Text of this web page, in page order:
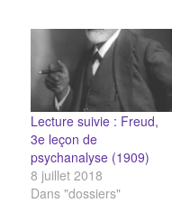
psychique ? Freud :
L’inconscient est-il une
hypothèse superflue ?
Freud : l’artiste exprime-
t-il ses pulsions
personnelles ? Leibniz :
L’esprit…
Lecture suivie : Freud,
3e leçon de
psychanalyse (1909)
8 juillet 2018
Dans "dossiers"